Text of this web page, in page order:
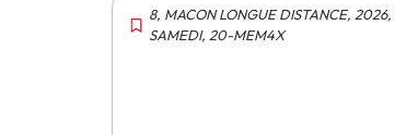
8, MACON LONGUE DISTANCE, 2026,
SAMEDI, 20-MEM4X